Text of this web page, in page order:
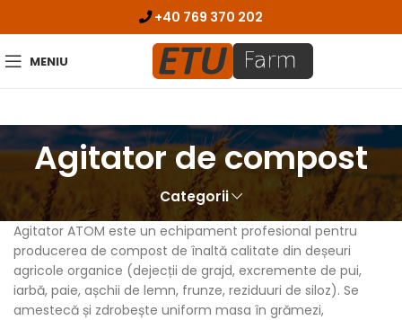
+40 769 370 202
MENIU
Agitator de compost
Categorii
Agitator ATOM este un echipament profesional pentru
producerea de compost de înaltă calitate din deșeuri
agricole organice (dejecții de grajd, excremente de pui,
iarbă, paie, așchii de lemn, frunze, reziduuri de siloz). Se
amestecă și zdrobește uniform masa în grămezi,